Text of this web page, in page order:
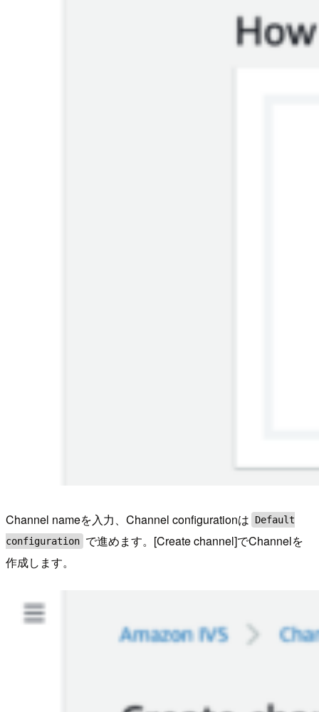
Channel nameを入力、Channel configurationは
Default
configuration で進めます。[Create channel]でChannelを
作成します。